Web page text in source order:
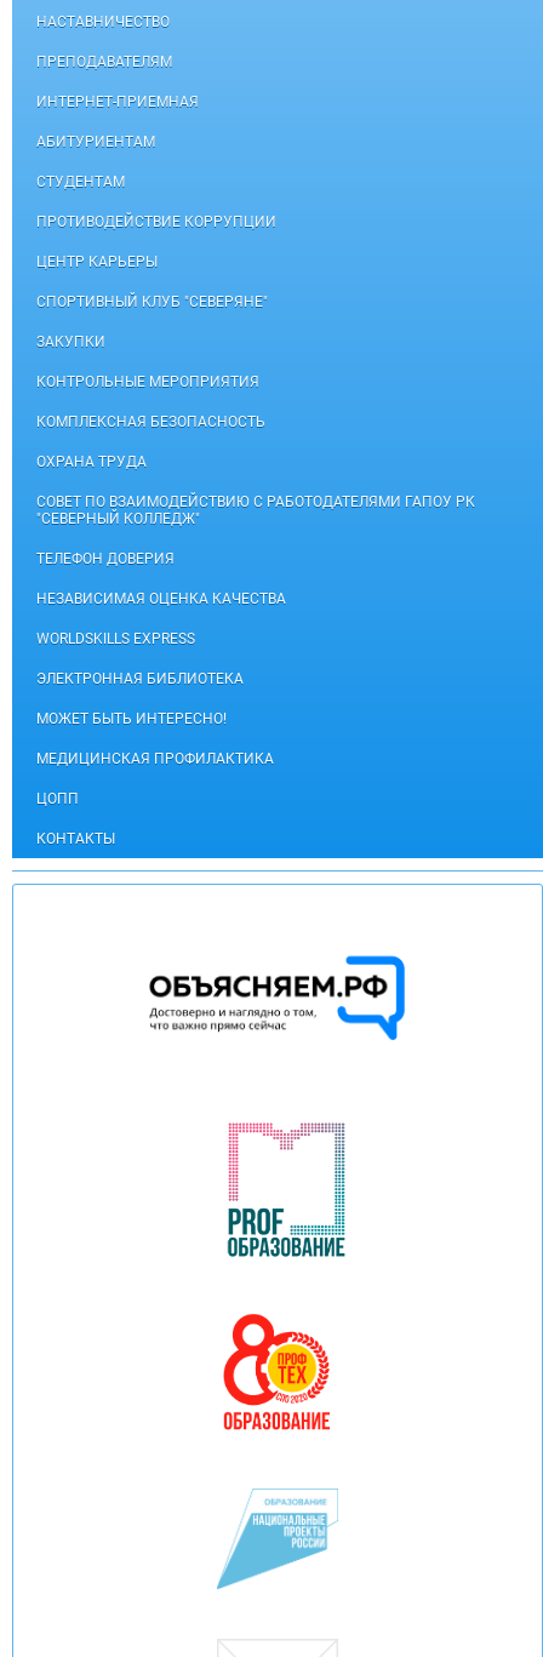
НАСТАВНИЧЕСТВО
ПРЕПОДАВАТЕЛЯМ
ИНТЕРНЕТ-ПРИЕМНАЯ
АБИТУРИЕНТАМ
СТУДЕНТАМ
ПРОТИВОДЕЙСТВИЕ КОРРУПЦИИ
ЦЕНТР КАРЬЕРЫ
СПОРТИВНЫЙ КЛУБ "СЕВЕРЯНЕ"
ЗАКУПКИ
КОНТРОЛЬНЫЕ МЕРОПРИЯТИЯ
КОМПЛЕКСНАЯ БЕЗОПАСНОСТЬ
ОХРАНА ТРУДА
СОВЕТ ПО ВЗАИМОДЕЙСТВИЮ С РАБОТОДАТЕЛЯМИ ГАПОУ РК
"СЕВЕРНЫЙ КОЛЛЕДЖ"
ТЕЛЕФОН ДОВЕРИЯ
НЕЗАВИСИМАЯ ОЦЕНКА КАЧЕСТВА
WORLDSKILLS EXPRESS
ЭЛЕКТРОННАЯ БИБЛИОТЕКА
МОЖЕТ БЫТЬ ИНТЕРЕСНО!
МЕДИЦИНСКАЯ ПРОФИЛАКТИКА
ЦОПП
КОНТАКТЫ